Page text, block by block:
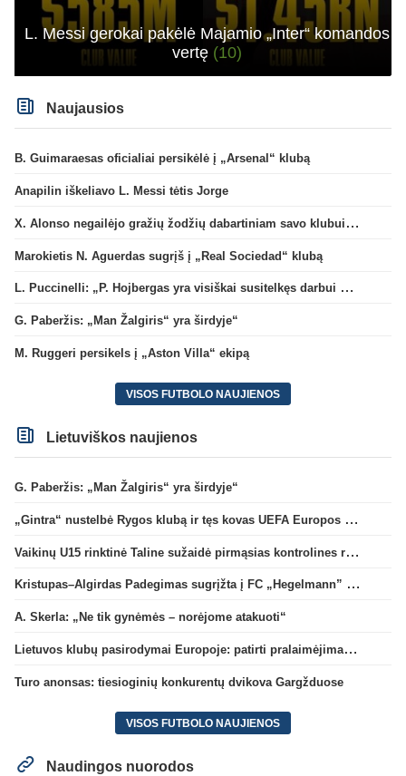
L. Messi gerokai pakėlė Majamio „Inter“ komandos
vertę (10)
Naujausios
B. Guimaraesas oficialiai persikėlė į „Arsenal“ klubą
Anapilin iškeliavo L. Messi tėtis Jorge
X. Alonso negailėjo gražių žodžių dabartiniam savo klubui „Chelsea“
Marokietis N. Aguerdas sugrįš į „Real Sociedad“ klubą
L. Puccinelli: „P. Hojbergas yra visiškai susitelkęs darbui Marselyje“
G. Paberžis: „Man Žalgiris“ yra širdyje“
M. Ruggeri persikels į „Aston Villa“ ekipą
VISOS FUTBOLO NAUJIENOS
Lietuviškos naujienos
G. Paberžis: „Man Žalgiris“ yra širdyje“
„Gintra“ nustelbė Rygos klubą ir tęs kovas UEFA Europos taurės atrankoje
Vaikinų U15 rinktinė Taline sužaidė pirmąsias kontrolines rungtynes
Kristupas–Algirdas Padegimas sugrįžta į FC „Hegelmann” B sudėtį
A. Skerla: „Ne tik gynėmės – norėjome atakuoti“
Lietuvos klubų pasirodymai Europoje: patirti pralaimėjimai Kroatijos atstovams
Turo anonsas: tiesioginių konkurentų dvikova Gargžduose
VISOS FUTBOLO NAUJIENOS
Naudingos nuorodos